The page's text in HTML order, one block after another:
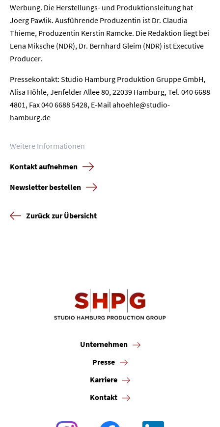
Werbung. Die Herstellungs- und Produktionsleitung hat
Joerg Pawlik. Ausführende Produzentin ist Dr. Claudia
Thieme, Produzentin Kerstin Ramcke. Die Redaktion liegt bei
Lena Miksche (NDR), Dr. Bernhard Gleim (NDR) ist Executive
Producer.
Pressekontakt: Studio Hamburg Produktion Gruppe GmbH,
Alisa Höhle, Jenfelder Allee 80, 22039 Hamburg, Tel. 040 6688
4801, Fax 040 6688 5428, E-Mail ahoehle@studio-
hamburg.de
Weitere Informationen
Kontakt aufnehmen
Newsletter bestellen
Zurück zur Übersicht
Unternehmen
Presse
Karriere
Kontakt
Home
Unternehmen
Presse
Karriere
Kontakt
Newsletter Datenschutz